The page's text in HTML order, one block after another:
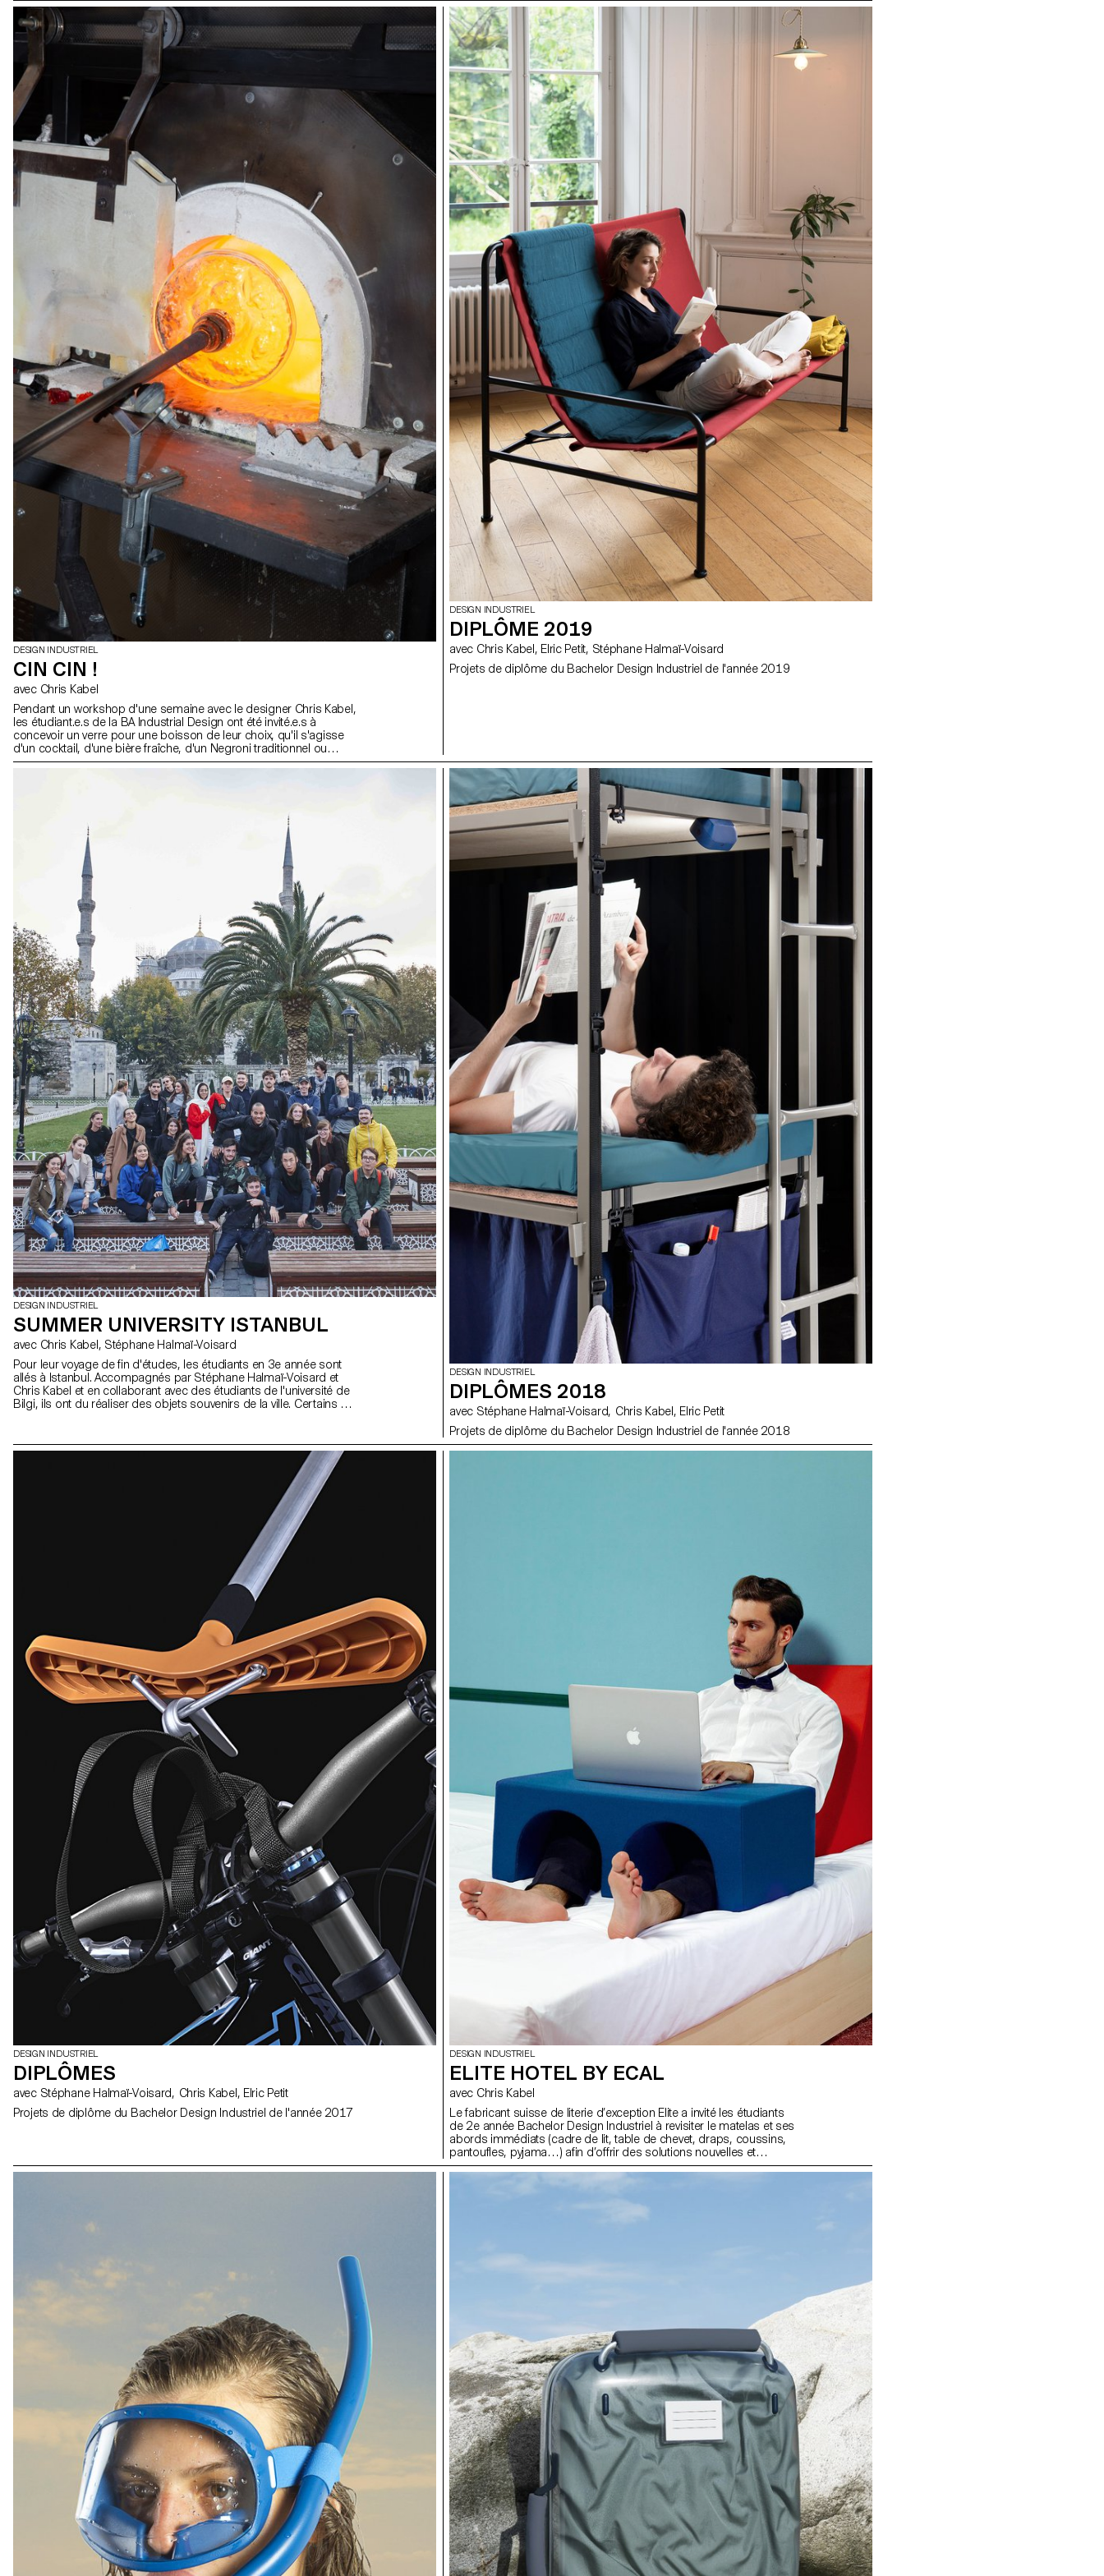
DESIGN INDUSTRIEL
CIN CIN !
avec Chris Kabel
Pendant un workshop d'une semaine avec le designer Chris Kabel,
les étudiant.e.s de la BA Industrial Design ont été invité.e.s à
concevoir un verre pour une boisson de leur choix, qu'il s'agisse
d'un cocktail, d'une bière fraîche, d'un Negroni traditionnel ou
simplement d'un verre à eau pour étancher leur soif. Les designs
DESIGN INDUSTRIEL
DIPLÔME 2019
avec Chris Kabel, Elric Petit, Stéphane Halmaï-Voisard
Projets de diplôme du Bachelor Design Industriel de l'année 2019
DESIGN INDUSTRIEL
SUMMER UNIVERSITY ISTANBUL
avec Chris Kabel, Stéphane Halmaï-Voisard
Pour leur voyage de fin d'études, les étudiants en 3e année sont
allés à Istanbul. Accompagnés par Stéphane Halmaï-Voisard et
Chris Kabel et en collaborant avec des étudiants de l'université de
Bilgi, ils ont du réaliser des objets souvenirs de la ville. Certains ont
voyage et ont eu la chance de voir leur projet ECAL x Mac Guffin y
DESIGN INDUSTRIEL
DIPLÔMES 2018
avec Stéphane Halmaï-Voisard, Chris Kabel, Elric Petit
Projets de diplôme du Bachelor Design Industriel de l'année 2018
DESIGN INDUSTRIEL
DIPLÔMES
avec Stéphane Halmaï-Voisard, Chris Kabel, Elric Petit
Projets de diplôme du Bachelor Design Industriel de l'année 2017
DESIGN INDUSTRIEL
ELITE HOTEL BY ECAL
avec Chris Kabel
Le fabricant suisse de literie d’exception Elite a invité les étudiants
de 2e année Bachelor Design Industriel à revisiter le matelas et ses
abords immédiats (cadre de lit, table de chevet, draps, coussins,
pantoufles, pyjama…) afin d’offrir des solutions nouvelles et
innovantes. Photos par ECAL/Calypso Mahieu assisté de